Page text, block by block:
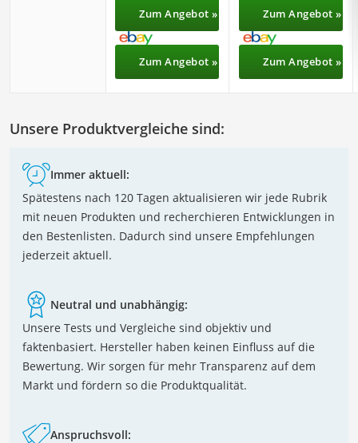
Zum Angebot »
Zum Angebot »
Zum Angebot »
Zum Angebot »
Unsere Produktvergleiche sind:
Immer aktuell:
Spätestens nach 120 Tagen aktualisieren wir jede Rubrik
mit neuen Produkten und recherchieren Entwicklungen in
den Bestenlisten. Dadurch sind unsere Empfehlungen
jederzeit aktuell.
Neutral und unabhängig:
Unsere Tests und Vergleiche sind objektiv und
faktenbasiert. Hersteller haben keinen Einfluss auf die
Bewertung. Wir sorgen für mehr Transparenz auf dem
Markt und fördern so die Produktqualität.
Anspruchsvoll: